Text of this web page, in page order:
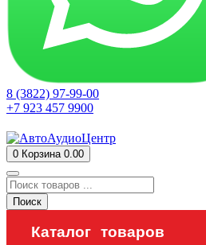
8 (3822) 97-99-00
+7 923 457 9900
0 Корзина 0.00
Поиск
Каталог товаров